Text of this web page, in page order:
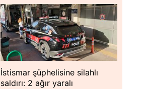
İstismar şüphelisine silahlı
saldırı: 2 ağır yaralı